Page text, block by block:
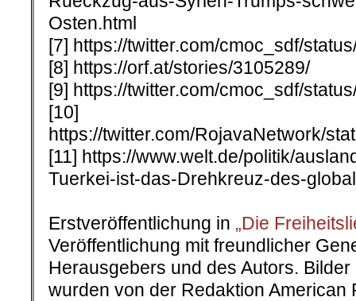
Osten.html
[7] https://twitter.com/cmoc_sdf/
[8] https://orf.at/stories/3105289/
[9] https://twitter.com/cmoc_sdf/
[10]
https://twitter.com/RojavaNetwork/
[11] https://www.welt.de/politik/
Tuerkei-ist-das-Drehkreuz-des-
Erstveröffentlichung in „Die
Veröffentlichung mit freundlicher
Herausgebers und des Autors.
wurden von der Redaktion American